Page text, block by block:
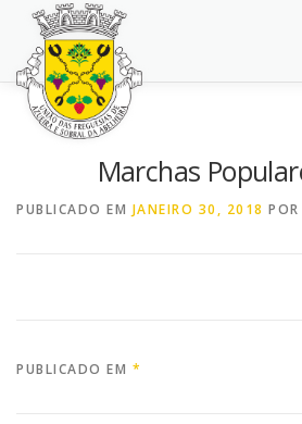
Saltar
conteúdo
INÍCIO JUNTA DE FREGUESIA
BALCÃO VIRTUAL NOTÍCIAS
Marchas
PUBLICADO EM JANEIRO 30, 2018 POR
PUBLICADO EM *